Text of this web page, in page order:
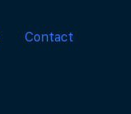
Contact